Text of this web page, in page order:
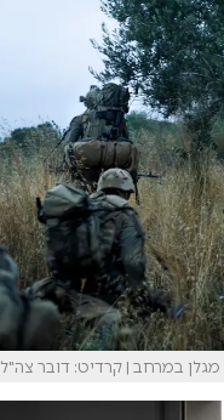
מגלן במרחב | קרדיט: דובר צה"ל